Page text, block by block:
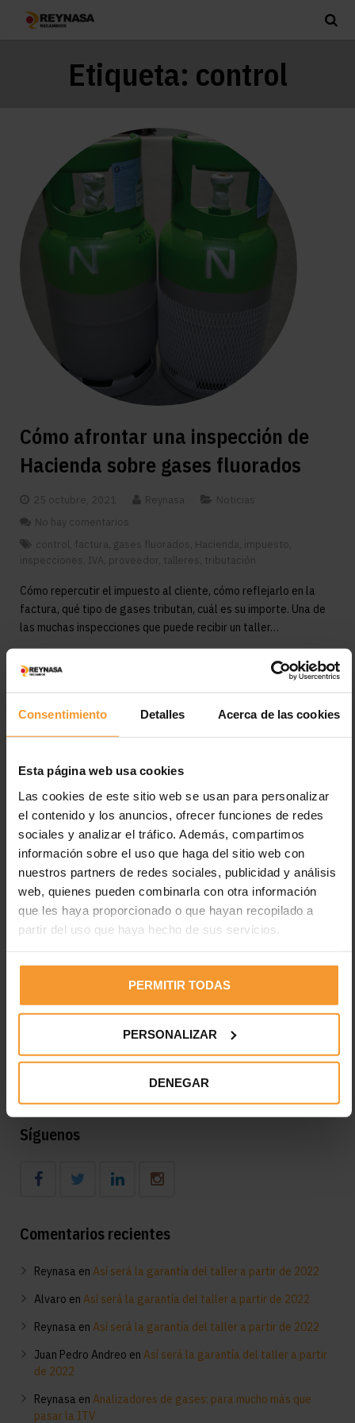
Consentimiento Detalles Acerca de las cookies
Esta página web usa cookies
Las cookies de este sitio web se usan para personalizar
el contenido y los anuncios, ofrecer funciones de redes
sociales y analizar el tráfico. Además, compartimos
información sobre el uso que haga del sitio web con
nuestros partners de redes sociales, publicidad y análisis
web, quienes pueden combinarla con otra información
que les haya proporcionado o que hayan recopilado a
partir del uso que haya hecho de sus servicios.
PERMITIR TODAS
PERSONALIZAR
DENEGAR
Etiqueta: control
Cómo afrontar una inspección de
Hacienda sobre gases fluorados
25 octubre, 2021 Reynasa
Noticias
No hay comentarios
control factura gases fluorados Hacienda impuesto
inspecciones
IVA proveedor talleres tributación
Cómo repercutir el impuesto al cliente, cómo reflejarlo en la
factura, qué tipo de gases tributan, cuál es su importe. Una de
las muchas inspecciones que puede recibir un taller…
LEER MÁS
Entradas recientes
Los neumáticos están desgastados en el 2% de los
accidentes de tráfico con víctimas
Uno de cada cuatro vehículos circula con fallos en luces,
Electricidad estática en pinturas: peligros y medidas de
aseguradoras por la pintura a los talleres madrileños
Diagnóstico en el taller del funcionamiento del aire
acondicionado: consejos clave
Síguenos
Comentarios recientes
Reynasa en Así será la garantía del taller a partir de 2022
Alvaro en Así será la garantía del taller a partir de 2022
Reynasa en Así será la garantía del taller a partir de 2022
Juan Pedro Andreo en Así será la garantía del taller a partir
de 2022
Reynasa en Analizadores de gases: para mucho más que
pasar la ITV